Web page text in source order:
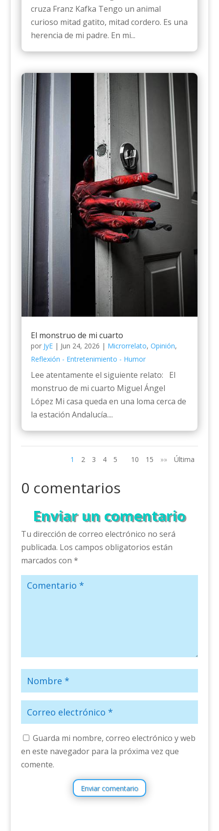
cruza Franz Kafka Tengo un animal
curioso mitad gatito, mitad cordero. Es una
herencia de mi padre. En mi...
El monstruo de mi cuarto
por JyE| Jun 24, 2026 | Microrrelato, Opinión,
Reflexión - Entretenimiento - Humor
Lee atentamente el siguiente relato: El
monstruo de mi cuarto Miguel Ángel
López Mi casa queda en una loma cerca de
la estación Andalucía....
1 2 3 4 5 10 15 »» Última
0 comentarios
Enviar un comentario
Tu dirección de correo electrónico no será
publicada. Los campos obligatorios están
marcados con *
Guarda mi nombre, correo electrónico y web
en este navegador para la próxima vez que
comente.
Enviar comentario